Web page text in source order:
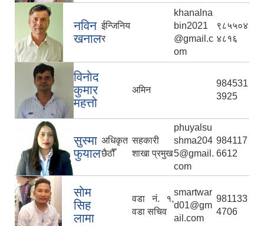
नविन
खनाल
ईन्जिनिय
र
khanalna
bin2021
@gmail.c
om
९८५५०४
४८१६
विनाेद
कुमार
महत्तो
अमिन
984531
3925
सुस्मा
फुयाल
अधिकृत
छैठौँ
सहकारी
शाखा प्रमुख
phuyalsu
shma204
5@gmail.
com
984117
6612
साेम
सिह
लामा
वडा नं. १,
वडा सचिव
smartwar
d01@gm
ail.com
981133
4706